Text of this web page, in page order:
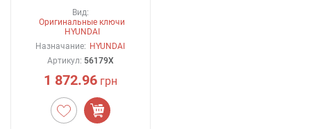
Вид:
Оригинальные ключи
HYUNDAI
Назначание: HYUNDAI
Артикул: 56179X
1 872.96грн